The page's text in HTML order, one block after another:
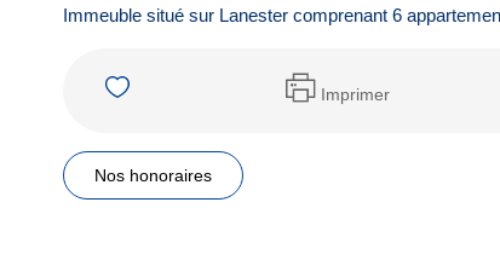
Immeuble situé sur Lanester comprenant 6
Imprimer
Nos honoraires